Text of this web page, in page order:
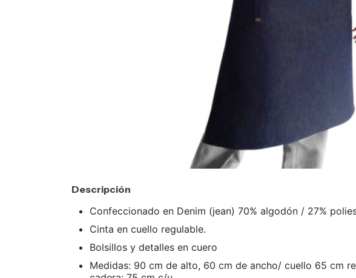
Descripción
Confeccionado en Denim (jean) 70% algodón / 27%
Cinta en cuello regulable.
Bolsillos y detalles en cuero
Medidas: 90 cm de alto, 60 cm de ancho/ cuello 65 cm